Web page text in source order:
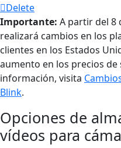
Delete
Importante: A partir del 8
realizará cambios en los
clientes en los Estados
aumento en los precios
información, visita
Blink.
Opciones de
vídeos para